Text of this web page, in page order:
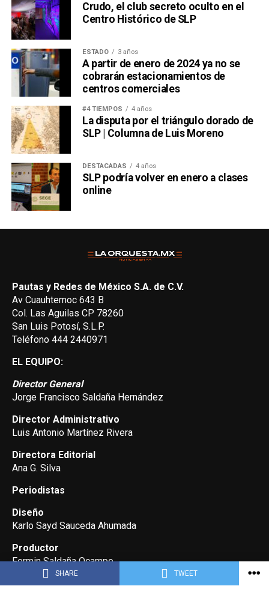
SHARE TWEET
Crudo, el club secreto oculto en el
Centro Histórico de SLP
ESTADO 3 años
A partir de enero de 2024 ya no se
cobrarán estacionamientos de
centros comerciales
#4 TIEMPOS 4 años
La disputa por el triángulo dorado de
SLP | Columna de Luis Moreno
DESTACADAS 4 años
SLP podría volver en enero a clases
online
Pautas y Redes de México S.A. de C.V.
Av Cuauhtemoc 643 B
Col. Las Aguilas CP 78260
San Luis Potosí, S.L.P.
Teléfono 444 2440971
EL EQUIPO:
Director General
Jorge Francisco Saldaña Hernández
Director Administrativo
Luis Antonio Martínez Rivera
Directora Editorial
Ana G. Silva
Periodistas
Diseño
Karlo Sayd Sauceda Ahumada
Productor
Fermin Saldaña Ocampo